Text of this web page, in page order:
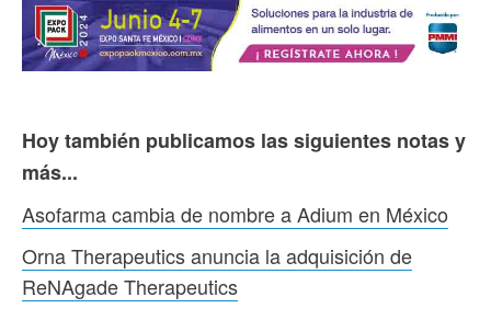
Hoy también publicamos las siguientes notas y
más...
Asofarma cambia de nombre a Adium en México
Orna Therapeutics anuncia la adquisición de
ReNAgade Therapeutics